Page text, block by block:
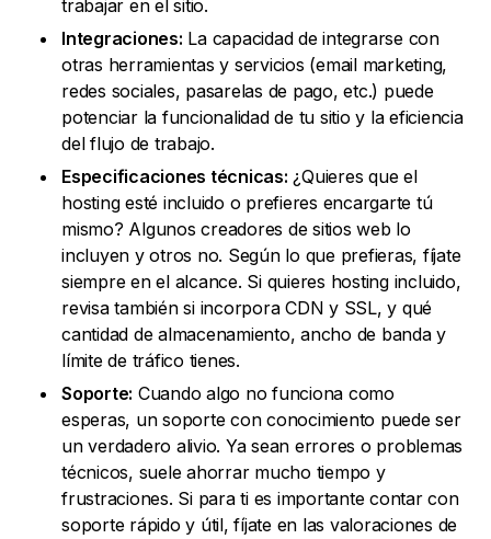
trabajar en el sitio.
Integraciones: La capacidad de integrarse con
otras herramientas y servicios (email marketing,
redes sociales, pasarelas de pago, etc.) puede
potenciar la funcionalidad de tu sitio y la eficiencia
del flujo de trabajo.
Especificaciones técnicas: ¿Quieres que el
hosting esté incluido o prefieres encargarte tú
mismo? Algunos creadores de sitios web lo
incluyen y otros no. Según lo que prefieras, fíjate
siempre en el alcance. Si quieres hosting incluido,
revisa también si incorpora CDN y SSL, y qué
cantidad de almacenamiento, ancho de banda y
límite de tráfico tienes.
Soporte: Cuando algo no funciona como
esperas, un soporte con conocimiento puede ser
un verdadero alivio. Ya sean errores o problemas
técnicos, suele ahorrar mucho tiempo y
frustraciones. Si para ti es importante contar con
soporte rápido y útil, fíjate en las valoraciones de